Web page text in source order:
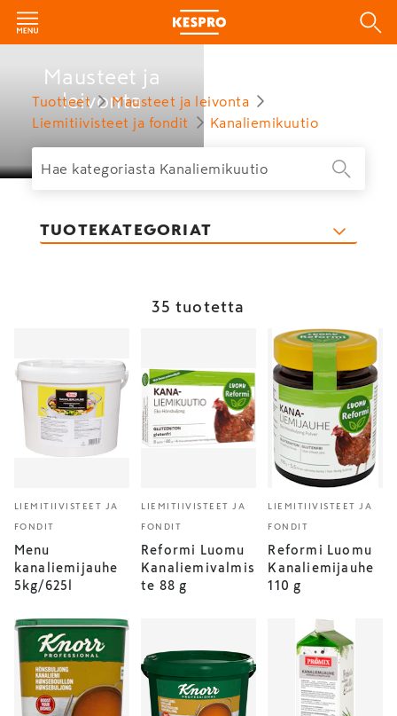
Mausteet ja
leivonta
Tuotteet
Mausteet ja leivonta
Liemitiivisteet ja fondit
Kanaliemikuutio
TUOTEKATEGORIAT
35 tuotetta
LIEMITIIVISTEET JA
FONDIT
Menu
kanaliemijauhe
5kg/625l
LIEMITIIVISTEET JA
FONDIT
Reformi Luomu
Kanaliemivalmis
te 88 g
LIEMITIIVISTEET JA
FONDIT
Reformi Luomu
Kanaliemijauhe
110 g